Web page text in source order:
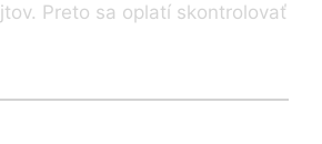
Preto sa oplatí skontrolovať